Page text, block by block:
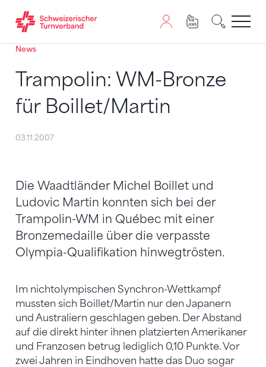
Zum Inhalt springen
Zur Sitemap navigieren
Zum Navigieren dieser Seite wird JavaScript benötigt.
News
Trampolin: WM-Bronze
für Boillet/Martin
03.11.2007
Die Waadtländer Michel Boillet und
Ludovic Martin konnten sich bei der
Trampolin-WM in Québec mit einer
Bronzemedaille über die verpasste
Olympia-Qualifikation hinwegtrösten.
Im nichtolympischen Synchron-Wettkampf
mussten sich Boillet/Martin nur den Japanern
und Australiern geschlagen geben. Der Abstand
auf die direkt hinter ihnen platzierten Amerikaner
und Franzosen betrug lediglich 0,10 Punkte. Vor
zwei Jahren in Eindhoven hatte das Duo sogar